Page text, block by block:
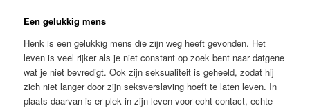
Een gelukkig mens
Henk is een gelukkig mens die zijn weg heeft gevonden. Het
leven is veel rijker als je niet constant op zoek bent naar datgene
wat je niet bevredigt. Ook zijn seksualiteit is geheeld, zodat hij
zich niet langer door zijn seksverslaving hoeft te laten leven. In
plaats daarvan is er plek in zijn leven voor echt contact, echte